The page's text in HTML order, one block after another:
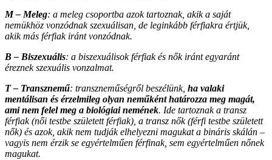
M – Meleg: a meleg csoportba azok tartoznak, akik a saját
nemükhöz vonzódnak szexuálisan, de leginkább férfiakra értjük,
akik más férfiak iránt vonzódnak.
B – Biszexuális: a biszexuálisok férfiak és nők iránt egyaránt
éreznek szexuális vonzalmat.
T – Transznemű: transzneműségről beszélünk, ha valaki
mentálisan és érzelmileg olyan neműként határozza meg magát,
ami nem felel meg a biológiai nemének. Ide tartoznak a transz
férfiak (női testbe született férfiak), a transz nők (férfi testbe született
nők) és azok, akik nem tudják elhelyezni magukat a bináris skálán –
vagyis nem érzik se egyértelműen férfinak, sem egyértelműen nőnek
magukat.